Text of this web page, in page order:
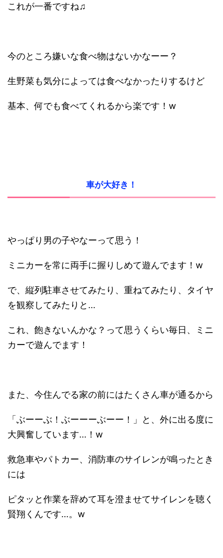
これが一番ですね♫
今のところ嫌いな食べ物はないかなーー？
生野菜も気分によっては食べなかったりするけど
基本、何でも食べてくれるから楽です！w
車が大好き！
やっぱり男の子やなーって思う！
ミニカーを常に両手に握りしめて遊んでます！w
で、縦列駐車させてみたり、重ねてみたり、タイヤ
を観察してみたりと…
これ、飽きないんかな？って思うくらい毎日、ミニ
カーで遊んでます！
また、今住んでる家の前にはたくさん車が通るから
「ぶーーぶ！ぶーーーぶーー！」と、外に出る度に
大興奮しています…！w
救急車やパトカー、消防車のサイレンが鳴ったとき
には
ピタッと作業を辞めて耳を澄ませてサイレンを聴く
賢翔くんです…。w